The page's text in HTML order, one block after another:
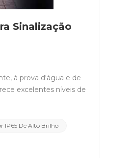
Sinalização
à prova d'água e de
excelentes níveis de
gabinete deve ser de
se de que o
IP65 De Alto Brilho